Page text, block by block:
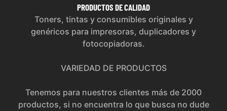
PRODUCTOS DE CALIDAD
Toners, tintas y consumibles originales y
genéricos para impresoras, duplicadores y
fotocopiadoras.
VARIEDAD DE PRODUCTOS
Tenemos para nuestros clientes más de 2000
productos, si no encuentra lo que busca no dude